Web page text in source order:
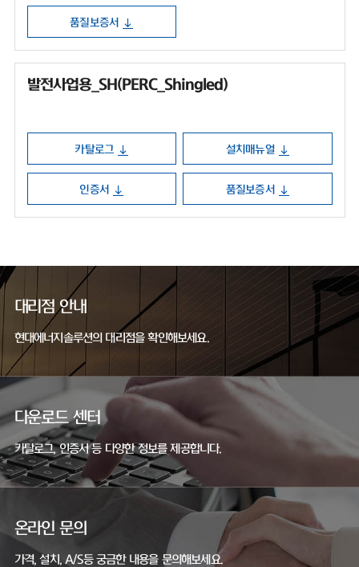
품질보증서
발전사업용_SH(PERC_Shingled)
카탈로그 설치매뉴얼
인증서 품질보증서
대리점 안내
현대에너지솔루션의 대리점을 확인해보세요.
다운로드 센터
카탈로그, 인증서 등 다양한 정보를 제공합니다.
온라인 문의
가격, 설치, A/S등 궁금한 내용을 문의해보세요.